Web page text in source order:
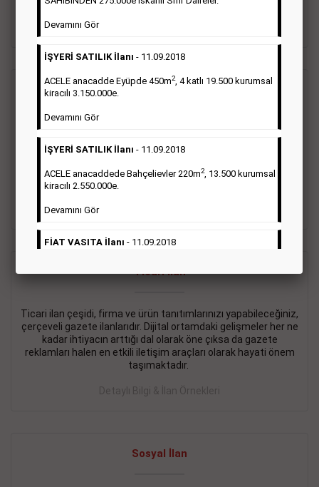
Detaylı Bilgi & İlan Örnekleri
Vasıta İlanı
Sarı sayfa ilanlar alım- satım, duyuru, mini reklam şeklinde
ifade edilebilen ilanlardır. Gazetelerin tirajını önemli ölçüde
etkilerler ve gazete gelirlerinin de önemli bir bölümünü
oluştururlar.Sabah sarı sayfa eleman ilanlarında 6 kelime
sayısı şartı aranmamaktadır.
Detaylı Bilgi & İlan Örnekleri
Ticari İlan
Ticari ilan çeşidi, firma ve ürün tanıtımlarınızı yapabileceğiniz,
çerçeveli gazete ilanlarıdır. Dijital ortamdaki gelişmeler her ne
kadar ihtiyacın arttığı dal olarak öne çıksa da gazete
reklamları halen en etkili iletişim araçları olarak hayati önem
taşımaktadır.
Detaylı Bilgi & İlan Örnekleri
Sosyal İlan
Devamını Gör
İŞYERİ SATILIK İlanı - 11.09.2018
ACELE anacadde Eyüpde 450m2, 4 katlı 19.500 kurumsal
kiracılı 3.150.000e.
Devamını Gör
İŞYERİ SATILIK İlanı - 11.09.2018
ACELE anacaddede Bahçelievler 220m2, 13.500 kurumsal
kiracılı 2.550.000e.
Devamını Gör
FİAT VASITA İlanı - 11.09.2018
2.800.000e kurumsal mağaza.
BAKIRKÖY SATILIK İlanı- 11.09.2018
KARTALTEPEde kelepir 2+ 1 satılık daire